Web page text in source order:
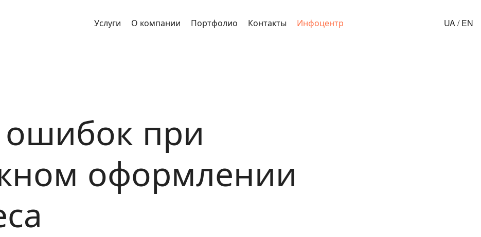
Услуги О компании Портфолио Контакты Инфоцентр UA/EN
ошибок при
оформлении